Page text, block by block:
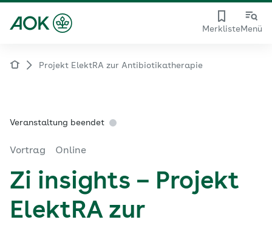
MerklisteMenü
Projekt ElektRA zur Antibiotikatherapie
Veranstaltung beendet
Vortrag Online
Zi insights – Projekt
ElektRA zur